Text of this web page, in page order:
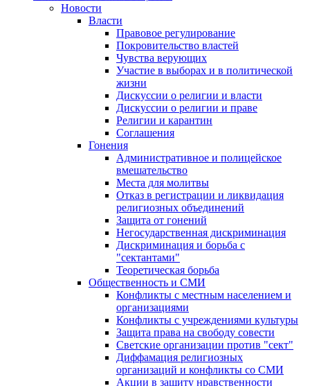
Новости
Власти
Правовое регулирование
Покровительство властей
Чувства верующих
Участие в выборах и в политической
жизни
Дискуссии о религии и власти
Дискуссии о религии и праве
Религии и карантин
Соглашения
Гонения
Административное и полицейское
вмешательство
Места для молитвы
Отказ в регистрации и ликвидация
религиозных объединений
Защита от гонений
Негосударственная дискриминация
Дискриминация и борьба с
"сектантами"
Теоретическая борьба
Общественность и СМИ
Конфликты с местным населением и
организациями
Конфликты с учреждениями культуры
Защита права на свободу совести
Светские организации против "сект"
Диффамация религиозных
организаций и конфликты со СМИ
Акции в защиту нравственности